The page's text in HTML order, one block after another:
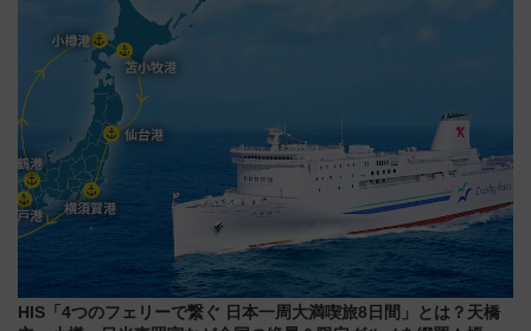
HIS「4つのフェリーで繋ぐ 日本一周大満喫旅8日間」とは？天橋